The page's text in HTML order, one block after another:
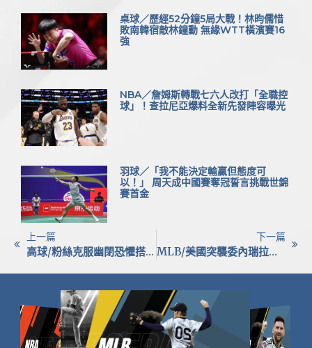
桌球／歷經52分鐘5局大戰！林昀儒惜
敗南韓宿敵林鐘勳 無緣WTT橫濱賽16
強
NBA／詹姆斯轉戰七六人改打「全職控
球」！查拉尼亞爆料全新先發陣容曝光
羽球／「我不能決定輸贏但態度可
以！」 周天成中國賽奪冠誓言挑戰世錦
賽首金
上一篇
高球/粉絲克服幽閉恐懼搭機應援 吳佳晏旅日奪冠人氣爆棚深受感動
下一篇
MLB/美國突襲委內瑞拉引發動盪 大聯盟各隊緊急聯繫球員確保安全